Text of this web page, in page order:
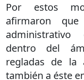
Por estos
afirmaron que
dentro del
regladas de la
también a éste